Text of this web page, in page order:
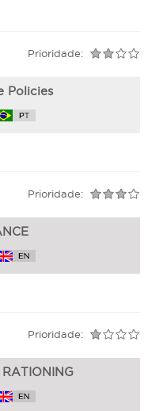
Prioridade:
Policies
Prioridade:
Prioridade:
RATIONING